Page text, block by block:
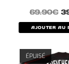
69.90€
AJOUTER AU
ÉPUISÉ